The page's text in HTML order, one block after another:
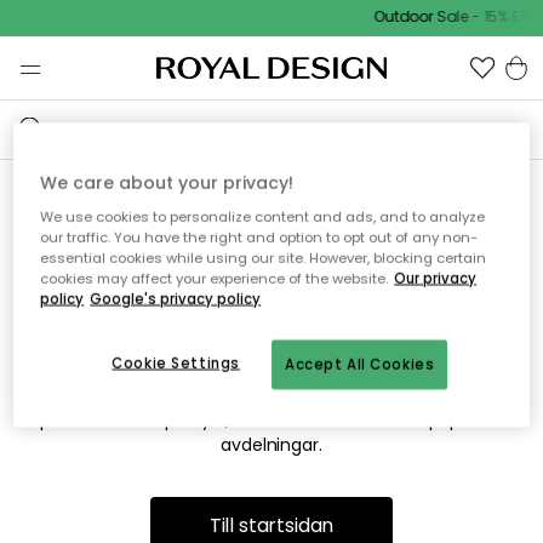
Outdoor Sale - 15%
Vi hittar tyvärr inte sidan du
söker
Detta kan bero på att sidan inte längre finns eller att den har
flyttats. Vi ber om ursäkt för besväret. I menyn ovan kan du
prova att söka på nytt, eller besöka en av våra populära
avdelningar.
Till startsidan
We care about your privacy!
We use cookies to personalize content and ads, and to analyze
our traffic. You have the right and option to opt out of any non-
essential cookies while using our site. However, blocking certain
cookies may affect your experience of the website. Our privacy
policy Google's privacy policy
Accept All Cookies
Cookie Settings